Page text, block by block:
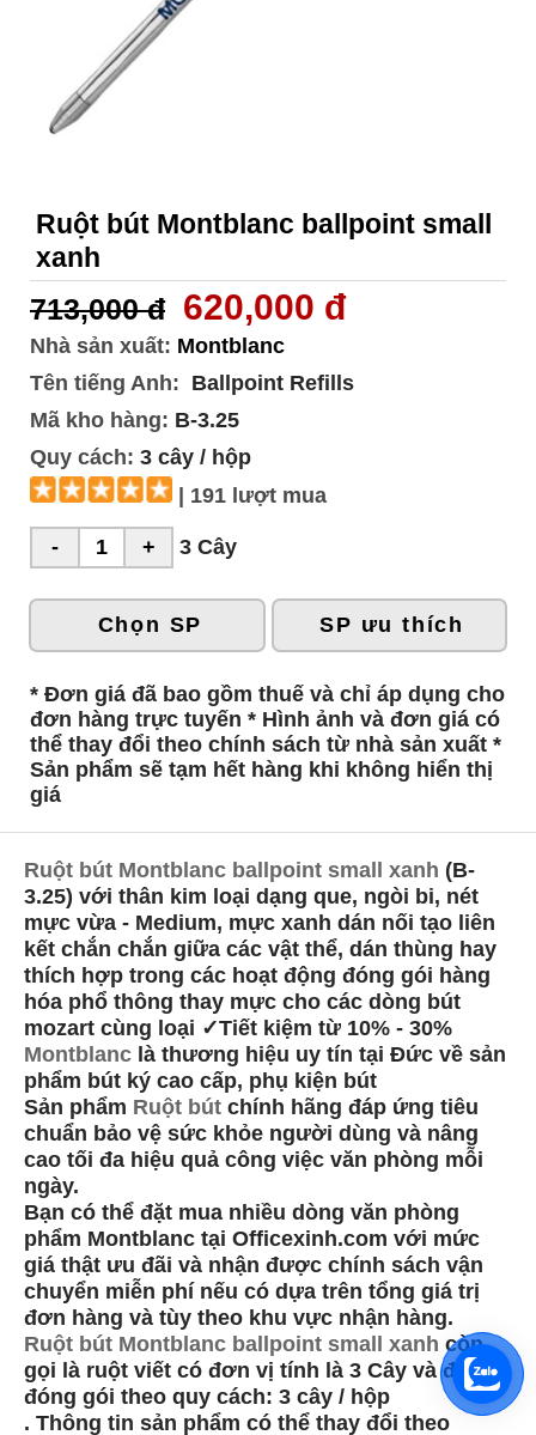
Ruột bút Montblanc ballpoint small
xanh
713,000 đ 620,000 đ
Nhà sản xuất: Montblanc
Tên tiếng Anh: Ballpoint Refills
Mã kho hàng: B-3.25
Quy cách: 3 cây / hộp
| 191 lượt mua
3 Cây
Chọn SP SP ưu thích
* Đơn giá đã bao gồm thuế và chỉ áp dụng cho
đơn hàng trực tuyến * Hình ảnh và đơn giá có
thể thay đổi theo chính sách từ nhà sản xuất *
Sản phẩm sẽ tạm hết hàng khi không hiển thị
giá
Ruột bút Montblanc ballpoint small xanh (B-
3.25) với thân kim loại dạng que, ngòi bi, nét
mực vừa - Medium, mực xanh dán nối tạo liên
kết chắn chắn giữa các vật thể, dán thùng hay
thích hợp trong các hoạt động đóng gói hàng
hóa phổ thông thay mực cho các dòng bút
mozart cùng loại ✓Tiết kiệm từ 10% - 30%
Montblanc là thương hiệu uy tín tại Đức về sản
phẩm bút ký cao cấp, phụ kiện bút
Sản phẩm Ruột bút chính hãng đáp ứng tiêu
chuẩn bảo vệ sức khỏe người dùng và nâng
cao tối đa hiệu quả công việc văn phòng mỗi
ngày.
Bạn có thể đặt mua nhiều dòng văn phòng
phẩm Montblanc tại Officexinh.com với mức
giá thật ưu đãi và nhận được chính sách vận
chuyển miễn phí nếu có dựa trên tổng giá trị
đơn hàng và tùy theo khu vực nhận hàng.
Ruột bút Montblanc ballpoint small xanh còn
gọi là ruột viết có đơn vị tính là 3 Cây và được
đóng gói theo quy cách: 3 cây / hộp
. Thông tin sản phẩm có thể thay đổi theo